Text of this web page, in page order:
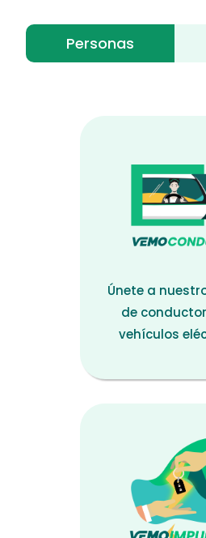
Personas
Únete a
de
vehículos